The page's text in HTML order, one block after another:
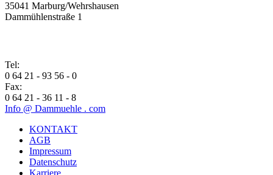
35041 Marburg/Wehrshausen
Dammühlenstraße 1
Tel:
0 64 21 - 93 56 - 0
Fax:
0 64 21 - 36 11 - 8
Info @ Dammuehle . com
KONTAKT
AGB
Impressum
Datenschutz
Karriere